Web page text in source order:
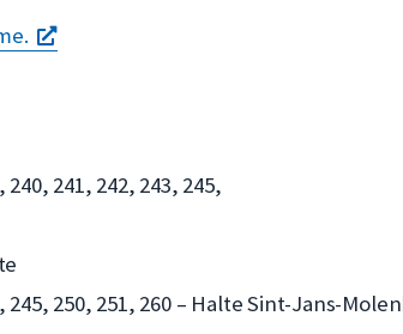
opent
240, 241, 242, 243, 245,
245, 250, 251, 260 – Halte Sint-Jans-